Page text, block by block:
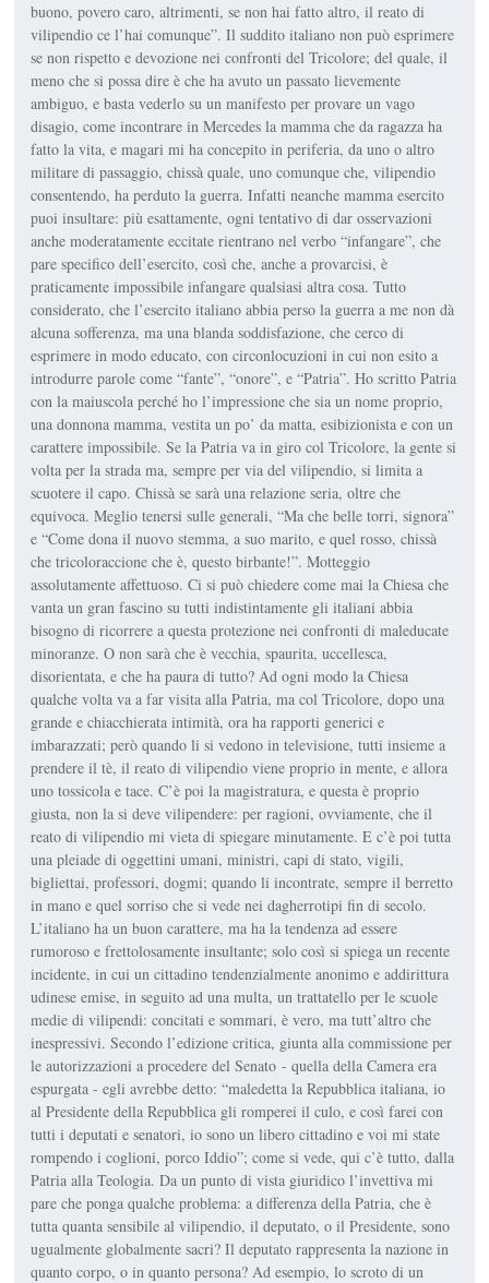
buono, povero caro, altrimenti, se non hai fatto altro, il reato di
vilipendio ce l’hai comunque”. Il suddito italiano non può esprimere
se non rispetto e devozione nei confronti del Tricolore; del quale, il
meno che si possa dire è che ha avuto un passato lievemente
ambiguo, e basta vederlo su un manifesto per provare un vago
disagio, come incontrare in Mercedes la mamma che da ragazza ha
fatto la vita, e magari mi ha concepito in periferia, da uno o altro
militare di passaggio, chissà quale, uno comunque che, vilipendio
consentendo, ha perduto la guerra. Infatti neanche mamma esercito
puoi insultare: più esattamente, ogni tentativo di dar osservazioni
anche moderatamente eccitate rientrano nel verbo “infangare”, che
pare specifico dell’esercito, così che, anche a provarcisi, è
praticamente impossibile infangare qualsiasi altra cosa. Tutto
considerato, che l’esercito italiano abbia perso la guerra a me non dà
alcuna sofferenza, ma una blanda soddisfazione, che cerco di
esprimere in modo educato, con circonlocuzioni in cui non esito a
introdurre parole come “fante”, “onore”, e “Patria”. Ho scritto Patria
con la maiuscola perché ho l’impressione che sia un nome proprio,
una donnona mamma, vestita un po’ da matta, esibizionista e con un
carattere impossibile. Se la Patria va in giro col Tricolore, la gente si
volta per la strada ma, sempre per via del vilipendio, si limita a
scuotere il capo. Chissà se sarà una relazione seria, oltre che
equivoca. Meglio tenersi sulle generali, “Ma che belle torri, signora”
e “Come dona il nuovo stemma, a suo marito, e quel rosso, chissà
che tricoloraccione che è, questo birbante!”. Motteggio
assolutamente affettuoso. Ci si può chiedere come mai la Chiesa che
vanta un gran fascino su tutti indistintamente gli italiani abbia
bisogno di ricorrere a questa protezione nei confronti di maleducate
minoranze. O non sarà che è vecchia, spaurita, uccellesca,
disorientata, e che ha paura di tutto? Ad ogni modo la Chiesa
qualche volta va a far visita alla Patria, ma col Tricolore, dopo una
grande e chiacchierata intimità, ora ha rapporti generici e
imbarazzati; però quando li si vedono in televisione, tutti insieme a
prendere il tè, il reato di vilipendio viene proprio in mente, e allora
uno tossicola e tace. C’è poi la magistratura, e questa è proprio
giusta, non la si deve vilipendere: per ragioni, ovviamente, che il
reato di vilipendio mi vieta di spiegare minutamente. E c’è poi tutta
una pleiade di oggettini umani, ministri, capi di stato, vigili,
bigliettai, professori, dogmi; quando li incontrate, sempre il berretto
in mano e quel sorriso che si vede nei dagherrotipi fin di secolo.
L’italiano ha un buon carattere, ma ha la tendenza ad essere
rumoroso e frettolosamente insultante; solo così si spiega un recente
incidente, in cui un cittadino tendenzialmente anonimo e addirittura
udinese emise, in seguito ad una multa, un trattatello per le scuole
medie di vilipendi: concitati e sommari, è vero, ma tutt’altro che
inespressivi. Secondo l’edizione critica, giunta alla commissione per
le autorizzazioni a procedere del Senato - quella della Camera era
espurgata - egli avrebbe detto: “maledetta la Repubblica italiana, io
al Presidente della Repubblica gli romperei il culo, e così farei con
tutti i deputati e senatori, io sono un libero cittadino e voi mi state
rompendo i coglioni, porco Iddio”; come si vede, qui c’è tutto, dalla
Patria alla Teologia. Da un punto di vista giuridico l’invettiva mi
pare che ponga qualche problema: a differenza della Patria, che è
tutta quanta sensibile al vilipendio, il deputato, o il Presidente, sono
ugualmente globalmente sacri? Il deputato rappresenta la nazione in
quanto corpo, o in quanto persona? Ad esempio, lo scroto di un